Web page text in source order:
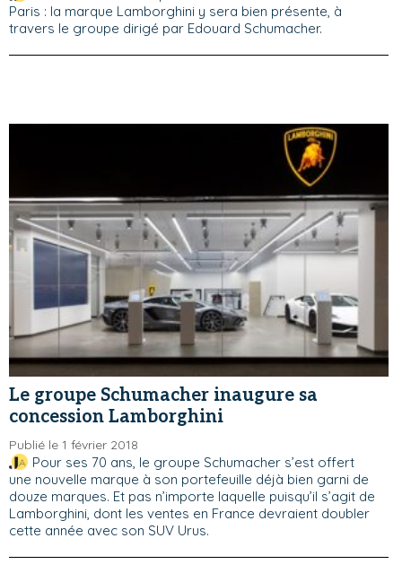
Paris : la marque Lamborghini y sera bien présente, à
travers le groupe dirigé par Edouard Schumacher.
Le groupe Schumacher inaugure sa
concession Lamborghini
Publié le 1 février 2018
Pour ses 70 ans, le groupe Schumacher s’est offert
une nouvelle marque à son portefeuille déjà bien garni de
douze marques. Et pas n’importe laquelle puisqu’il s’agit de
Lamborghini, dont les ventes en France devraient doubler
cette année avec son SUV Urus.